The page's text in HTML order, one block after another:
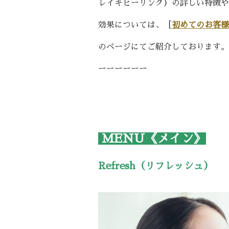
レイキヒーリング）の詳しい特徴や
効果については、［ 初めてのお客
のページにてご紹介しております。
ーーーーーー
MENU《メイン》
Refresh （リフレッシュ）